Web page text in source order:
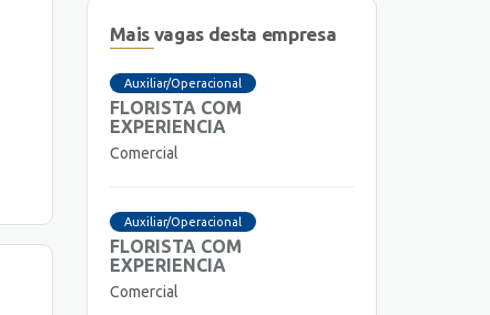
Mais vagas desta empresa
Auxiliar/Operacional
FLORISTA COM
EXPERIENCIA
Comercial
Auxiliar/Operacional
FLORISTA COM
EXPERIENCIA
Comercial